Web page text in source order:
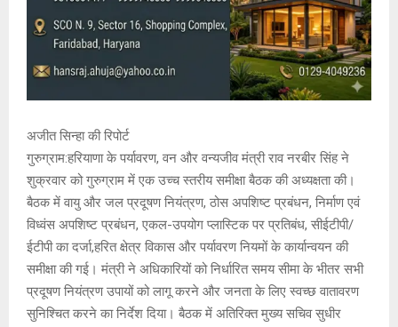
अजीत सिन्हा की रिपोर्ट
गुरुग्राम:हरियाणा के पर्यावरण, वन और वन्यजीव मंत्री राव नरबीर सिंह ने
शुक्रवार को गुरुग्राम में एक उच्च स्तरीय समीक्षा बैठक की अध्यक्षता की।
बैठक में वायु और जल प्रदूषण नियंत्रण, ठोस अपशिष्ट प्रबंधन, निर्माण एवं
विध्वंस अपशिष्ट प्रबंधन, एकल-उपयोग प्लास्टिक पर प्रतिबंध, सीईटीपी/
ईटीपी का दर्जा,हरित क्षेत्र विकास और पर्यावरण नियमों के कार्यान्वयन की
समीक्षा की गई। मंत्री ने अधिकारियों को निर्धारित समय सीमा के भीतर सभी
प्रदूषण नियंत्रण उपायों को लागू करने और जनता के लिए स्वच्छ वातावरण
सुनिश्चित करने का निर्देश दिया। बैठक में अतिरिक्त मुख्य सचिव सुधीर